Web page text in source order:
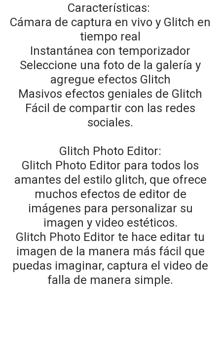
Características:
Cámara de captura en vivo y Glitch en
tiempo real
Instantánea con temporizador
Seleccione una foto de la galería y
agregue efectos Glitch
Masivos efectos geniales de Glitch
Fácil de compartir con las redes
sociales.
Glitch Photo Editor:
Glitch Photo Editor para todos los
amantes del estilo glitch, que ofrece
muchos efectos de editor de
imágenes para personalizar su
imagen y video estéticos.
Glitch Photo Editor te hace editar tu
imagen de la manera más fácil que
puedas imaginar, captura el video de
falla de manera simple.